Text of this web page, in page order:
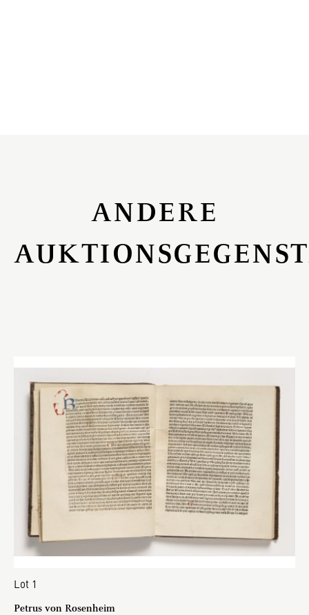
ANDERE
Lot 1
Petrus von Rosenheim